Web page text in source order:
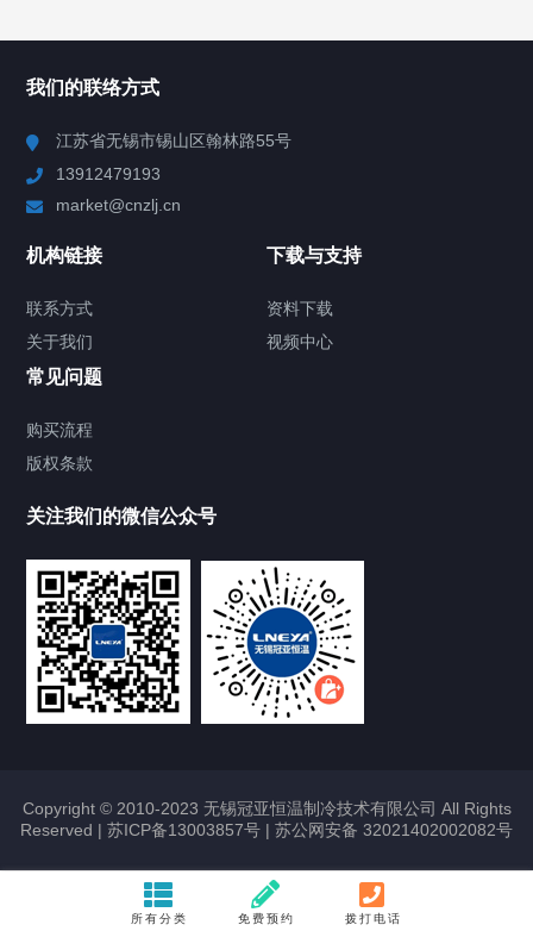
Chiller高精度制冷循环器
TCU温度控制单元
Chiller气体控温系统
Chamber试验箱
FREEZER低温箱
VOCs冷凝回收装置
我们的联络方式
江苏省无锡市锡山区翰林路55号
13912479193
market@cnzlj.cn
机构链接
联系方式
关于我们
下载与支持
资料下载
视频中心
常见问题
购买流程
版权条款
关注我们的微信公众号
Copyright © 2010-2023 无锡冠亚恒温制冷技术有限公司 All Rights
Reserved | 苏ICP备13003857号 | 苏公网安备 32021402002082号
所有分类 免费预约 拨打电话